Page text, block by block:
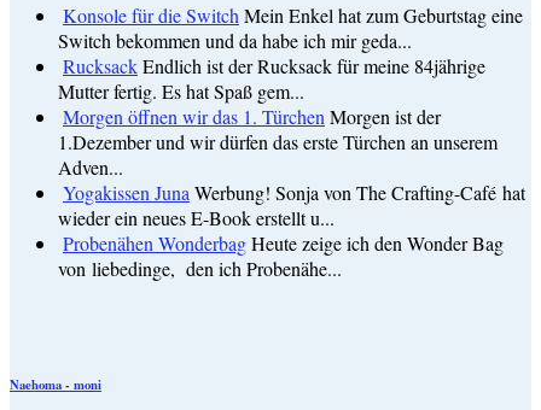
Konsole für die Switch Mein Enkel hat zum Geburtstag eine
Switch bekommen und da habe ich mir geda...
RucksackEndlich ist der Rucksack für meine 84jährige
Mutter fertig. Es hat Spaß gem...
Morgen öffnen wir das 1. Türchen Morgen ist der
1.Dezember und wir dürfen das erste Türchen an unserem
Adven...
Yogakissen Juna Werbung! Sonja von The Crafting-Café hat
wieder ein neues E-Book erstellt u...
Probenähen WonderbagHeute zeige ich den Wonder Bag
von liebedinge, den ich Probenähe...
Naehoma - moni